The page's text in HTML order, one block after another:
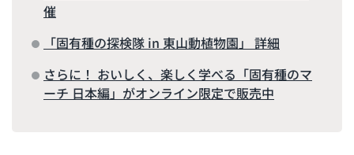
催
「固有種の探検隊 in 東山動植物園」 詳細
さらに！ おいしく、楽しく学べる「固有種のマ
ーチ 日本編」がオンライン限定で販売中